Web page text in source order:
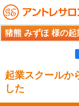
猪熊 みずほ 様の
起業スクールか
した